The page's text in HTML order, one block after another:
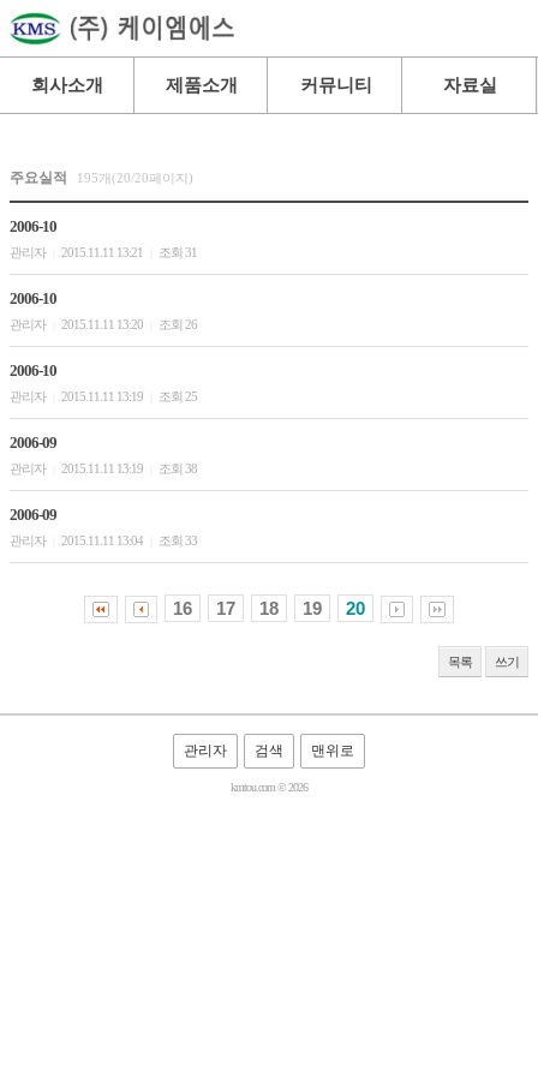
회사소개 제품소개 커뮤니티 자료실
주요실적 195개(20/20페이지)
2006-10
관리자 2015.11.11 13:21 조회 31
2006-10
관리자 2015.11.11 13:20 조회 26
2006-10
관리자 2015.11.11 13:19 조회 25
2006-09
관리자 2015.11.11 13:19 조회 38
2006-09
관리자 2015.11.11 13:04 조회 33
16 17 18 19 20
목록 쓰기
관리자 검색 맨위로
kmtou.com © 2026